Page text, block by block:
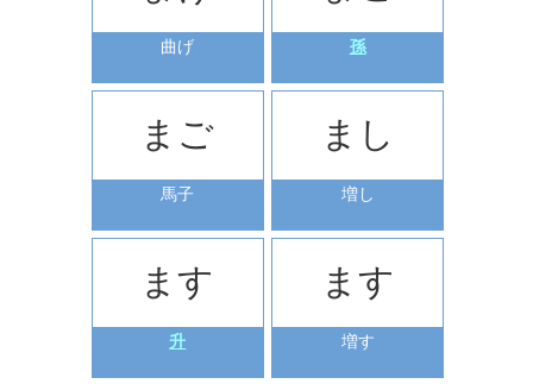
曲げ 孫
まご
馬子
まし
増し
ます
升
ます
増す